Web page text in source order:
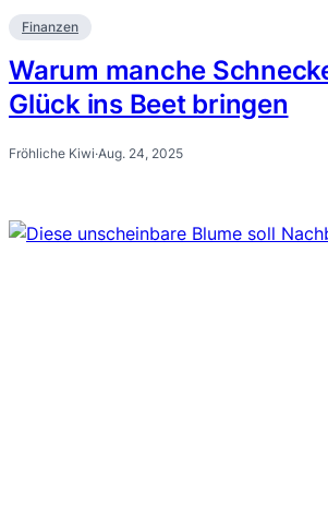
Finanzen
Warum manche
Glück ins Beet bringen
Fröhliche Kiwi·Aug. 24, 2025